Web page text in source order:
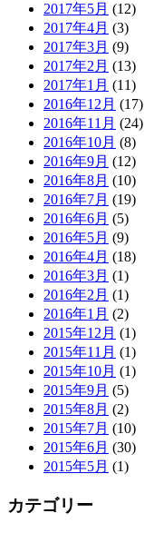
2017年5月 (12)
2017年4月 (3)
2017年3月 (9)
2017年2月 (13)
2017年1月 (11)
2016年12月 (17)
2016年11月 (24)
2016年10月 (8)
2016年9月 (12)
2016年8月 (10)
2016年7月 (19)
2016年6月 (5)
2016年5月 (9)
2016年4月 (18)
2016年3月 (1)
2016年2月 (1)
2016年1月 (2)
2015年12月 (1)
2015年11月 (1)
2015年10月 (1)
2015年9月 (5)
2015年8月 (2)
2015年7月 (10)
2015年6月 (30)
2015年5月 (1)
カテゴリー